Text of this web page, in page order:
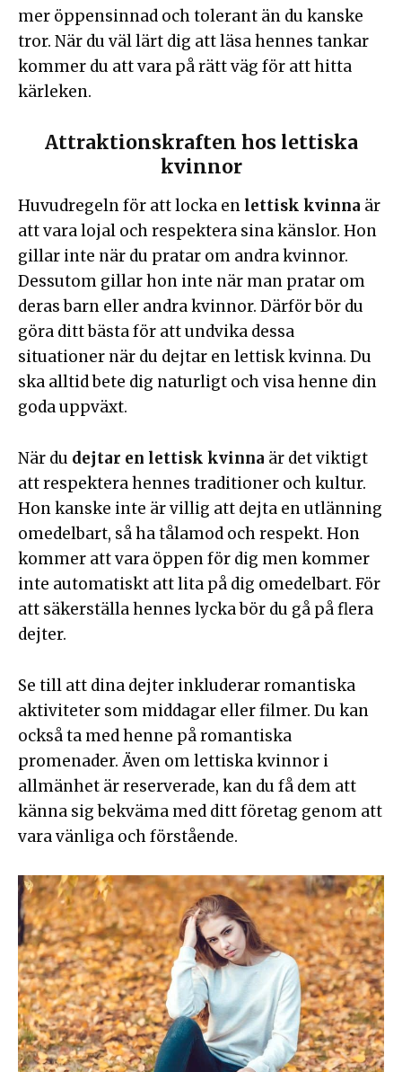
mer öppensinnad och tolerant än du kanske
tror. När du väl lärt dig att läsa hennes tankar
kommer du att vara på rätt väg för att hitta
kärleken.
Attraktionskraften hos lettiska
kvinnor
Huvudregeln för att locka en lettisk kvinna är
att vara lojal och respektera sina känslor. Hon
gillar inte när du pratar om andra kvinnor.
Dessutom gillar hon inte när man pratar om
deras barn eller andra kvinnor. Därför bör du
göra ditt bästa för att undvika dessa
situationer när du dejtar en lettisk kvinna. Du
ska alltid bete dig naturligt och visa henne din
goda uppväxt.
När du dejtar en lettisk kvinna är det viktigt
att respektera hennes traditioner och kultur.
Hon kanske inte är villig att dejta en utlänning
omedelbart, så ha tålamod och respekt. Hon
kommer att vara öppen för dig men kommer
inte automatiskt att lita på dig omedelbart. För
att säkerställa hennes lycka bör du gå på flera
dejter.
Se till att dina dejter inkluderar romantiska
aktiviteter som middagar eller filmer. Du kan
också ta med henne på romantiska
promenader. Även om lettiska kvinnor i
allmänhet är reserverade, kan du få dem att
känna sig bekväma med ditt företag genom att
vara vänliga och förstående.